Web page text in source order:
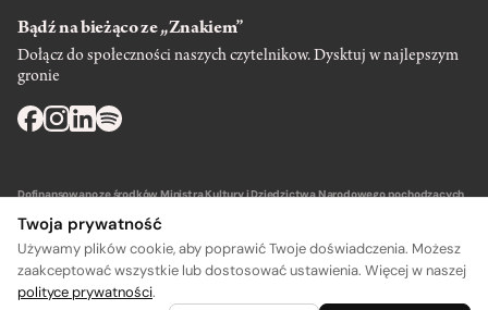
Bądź na bieżąco ze „Znakiem”
Dołącz do społeczności naszych czytelnikow. Dysktuj w najlepszym
gronie
Dofinansowano ze środków Ministra Kultury i Dziedzictwa Narodowego pochodzących
Twoja prywatność
Używamy plików cookie, aby poprawić Twoje doświadczenia. Możesz
zaakceptować wszystkie lub dostosować ustawienia. Więcej w naszej
polityce prywatności.